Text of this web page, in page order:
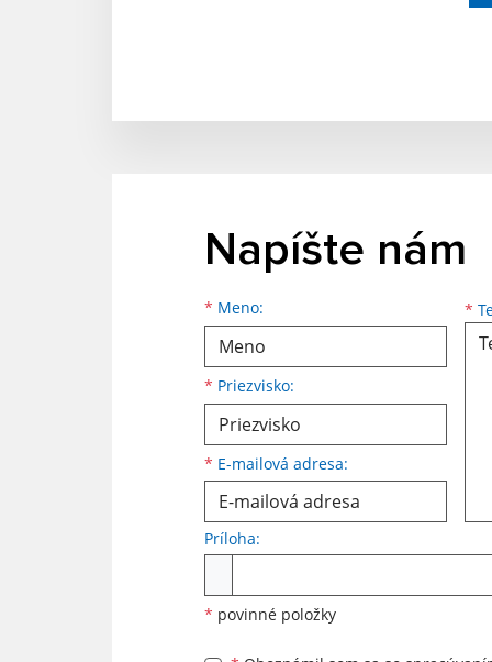
Napíšte nám
* Meno:
Meno
* Priezvisko:
Priezvisko
* E-mailová adresa:
E-mailová adresa *
Príloha:
* povinné položky